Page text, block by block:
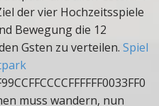
der vier Hochzeitsspiele
Bewegung die 12
Gsten zu verteilen. Spiel
muss wandern, nun